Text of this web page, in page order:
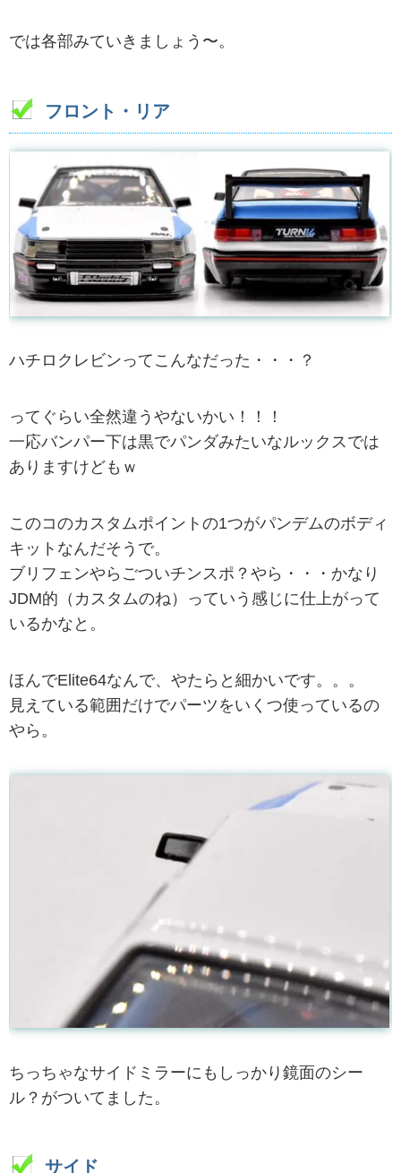
では各部みていきましょう〜。
フロント・リア
ハチロクレビンってこんなだった・・・？
ってぐらい全然違うやないかい！！！
一応バンパー下は黒でパンダみたいなルックスでは
ありますけどもｗ
このコのカスタムポイントの1つがパンデムのボディ
キットなんだそうで。
ブリフェンやらごついチンスポ？やら・・・かなり
JDM的（カスタムのね）っていう感じに仕上がって
いるかなと。
ほんでElite64なんで、やたらと細かいです。。。
見えている範囲だけでパーツをいくつ使っているの
やら。
ちっちゃなサイドミラーにもしっかり鏡面のシー
ル？がついてました。
サイド